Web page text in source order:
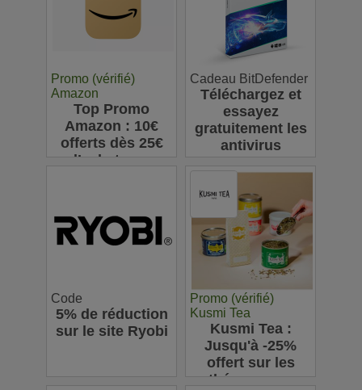
Promo (vérifié)
Amazon
Top Promo
Amazon : 10€
offerts dès 25€
d’achats sur
Cadeau BitDefender
Téléchargez et
essayez
gratuitement les
antivirus
Code
5% de réduction
sur le site Ryobi
Promo (vérifié)
Kusmi Tea
Kusmi Tea :
Jusqu'à -25%
offert sur les
thés en vrac